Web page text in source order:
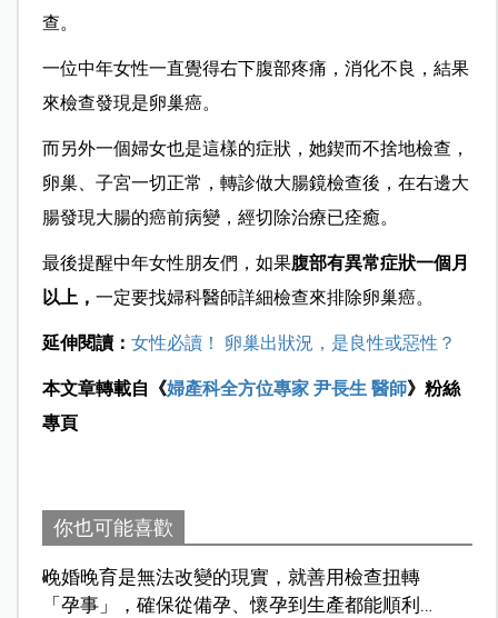
查。
一位中年女性一直覺得右下腹部疼痛，消化不良，結果
來檢查發現是卵巢癌。
而另外一個婦女也是這樣的症狀，她鍥而不捨地檢查，
卵巢、子宮一切正常，轉診做大腸鏡檢查後，在右邊大
腸發現大腸的癌前病變，經切除治療已痊癒。
最後提醒中年女性朋友們，如果腹部有異常症狀一個月
以上， 一定要找婦科醫師詳細檢查來排除卵巢癌。
延伸閱讀： 女性必讀！ 卵巢出狀況，是良性或惡性？
本文章轉載自《婦產科全方位專家 尹長生 醫師》粉絲
專頁
你也可能喜歡
晚婚晚育是無法改變的現實，就善用檢查扭轉
「孕事」，確保從備孕、懷孕到生產都能順利前